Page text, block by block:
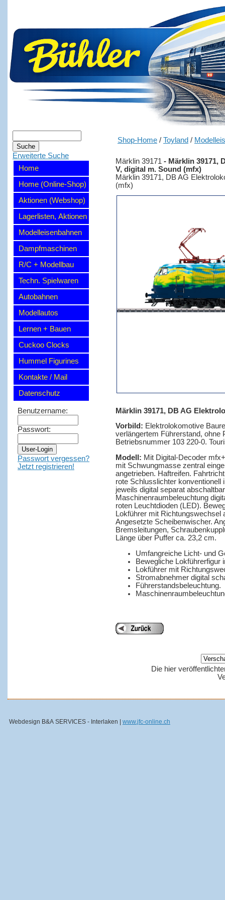
Erweiterte Suche
Home
Home (Online-Shop)
Aktionen (Webshop)
Lagerlisten, Aktionen
Modelleisenbahnen
Dampfmaschinen
R/C + Modellbau
Techn. Spielwaren
Autobahnen
Modellautos
Lernen + Bauen
Cuckoo Clocks
Hummel Figurines
Kontakte / Mail
Datenschutz
Benutzername:
Passwort:
Passwort vergessen?
Jetzt registrieren!
Shop-Home / Toyland /
Märklin 39171 - Märklin 39171,
V, digital m. Sound (mfx)
Märklin 39171, DB AG
(mfx)
Märklin 39171, DB AG
Vorbild: Elektrolokomotive
verlängertem Führerstand, ohne
Betriebsnummer 103 220-0.
Modell: Mit Digital-Decoder
mit Schwungmasse zentral
angetrieben. Haftreifen.
rote Schlusslichter konventionell
jeweils digital separat
Maschinenraumbeleuchtung
roten Leuchtdioden (LED).
Lokführer mit Richtungswechsel
Angesetzte Scheibenwischer.
Bremsleitungen,
Länge über Puffer ca. 23,2 cm.
Umfangreiche Licht- und
Bewegliche Lokführerfigur
Lokführer mit
Stromabnehmer digital
Führerstandsbeleuchtung.
Die hier
Webdesign B&A SERVICES - Interlaken | www.jfc-online.ch